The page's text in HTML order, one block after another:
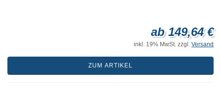
ab 149,64 €
inkl. 19% MwSt. zzgl. Versand
ZUM ARTIKEL